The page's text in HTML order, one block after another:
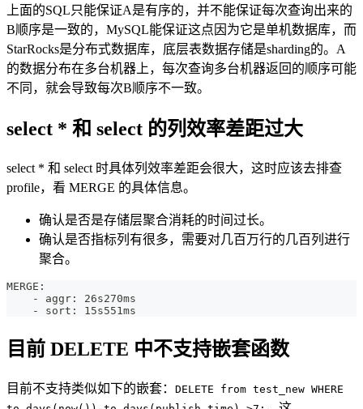
上面的SQL只能保证A是有序的，并不能保证每次查询出来的
B顺序是一致的，MySQL能保证这点因为它是单机数据库，而
StarRocks是分布式数据库，底层表数据存储是sharding的。A
的数据分布在多台机器上，每次查询多台机器返回的顺序可能
不同，就会导致每次B顺序不一致。
select * 和 select 的列效率差距过大
select * 和 select 时具体列效率差距会很大，这时应该去排查
profile，看 MERGE 的具体信息。
确认是否是存储层聚合消耗的时间过长。
确认是否指标列有很多，需要对几百万行的几百列进行
聚合。
MERGE:
    - aggr: 26s270ms
    - sort: 15s551ms
目前 DELETE 中不支持嵌套函数
目前不支持类似如下的嵌套： DELETE from test_new WHERE